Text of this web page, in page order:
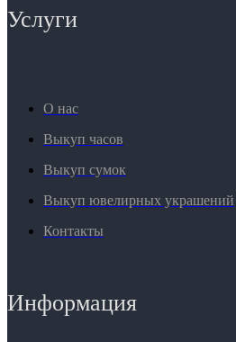
Услуги
О нас
Выкуп часов
Выкуп сумок
Выкуп ювелирных украшений
Контакты
Информация